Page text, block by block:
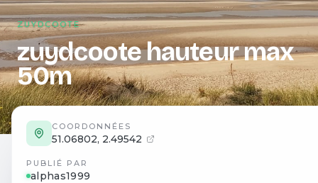
ZUYDCOOTE
zuydcoote hauteur max
50m
COORDONNÉES
51.06802, 2.49542
PUBLIÉ PAR
alphas1999